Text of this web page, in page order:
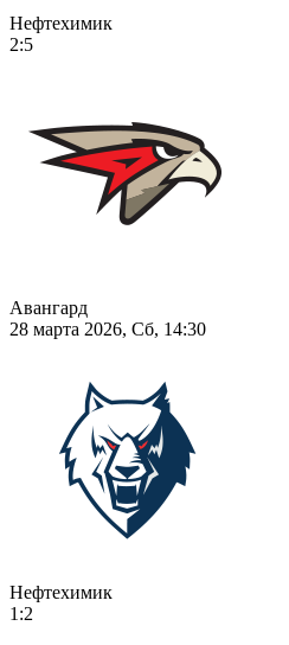
Нефтехимик
2:5
Авангард
28 марта 2026, Сб, 14:30
Нефтехимик
1:2